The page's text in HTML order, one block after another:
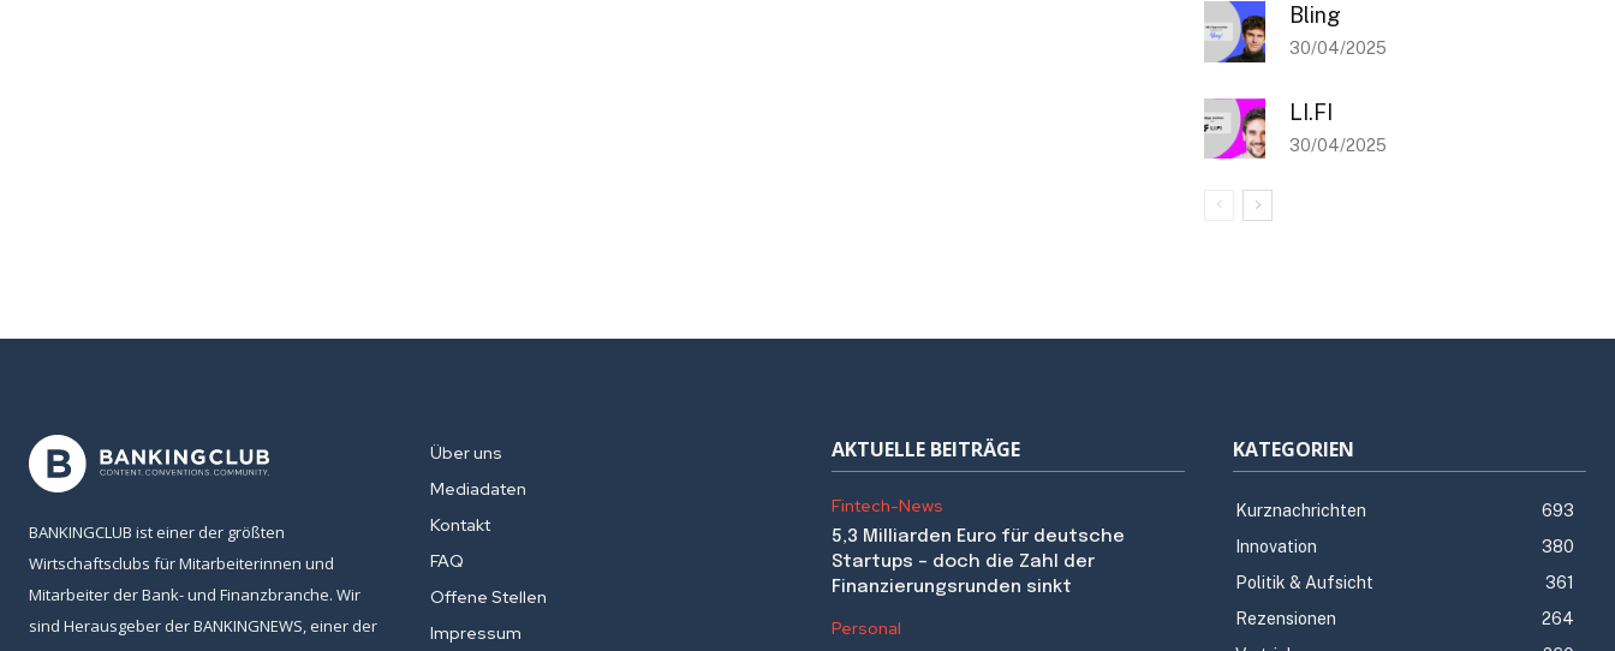
Bling
30/04/2025
LI.FI
30/04/2025
BANKINGCLUB ist einer der größten
Wirtschaftsclubs für Mitarbeiterinnen und
Mitarbeiter der Bank- und Finanzbranche. Wir
sind Herausgeber der BANKINGNEWS, einer der
Über uns
Mediadaten
Kontakt
FAQ
Offene Stellen
Impressum
AKTUELLE BEITRÄGE
Fintech-News
5,3 Milliarden Euro für deutsche
Startups – doch die Zahl der
Finanzierungsrunden sinkt
Personal
KATEGORIEN
Kurznachrichten
693
Innovation
380
Politik & Aufsicht
361
Rezensionen
264